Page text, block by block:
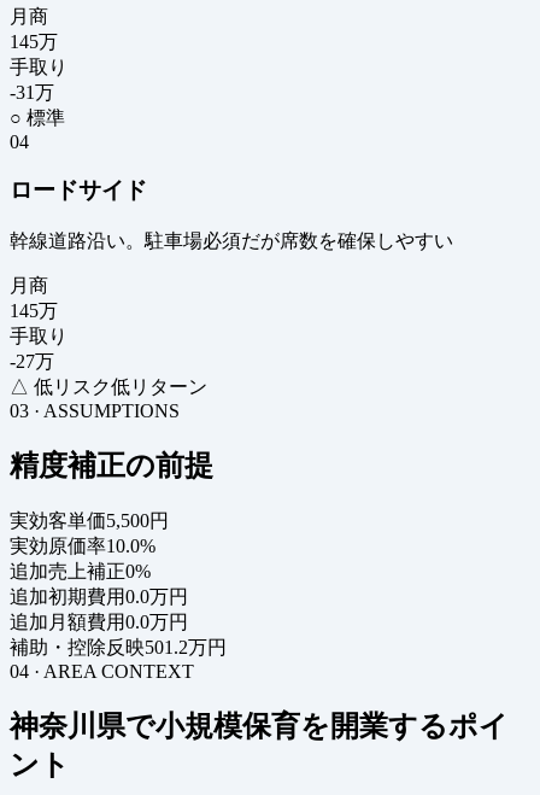
月商
145万
手取り
-31万
○ 標準
04
ロードサイド
幹線道路沿い。駐車場必須だが席数を確保しやすい
月商
145万
手取り
-27万
△ 低リスク低リターン
03 · ASSUMPTIONS
精度補正の前提
実効客単価5,500円
実効原価率10.0%
追加売上補正0%
追加初期費用0.0万円
追加月額費用0.0万円
補助・控除反映501.2万円
04 · AREA CONTEXT
神奈川県で小規模保育を開業するポイ
ント